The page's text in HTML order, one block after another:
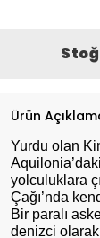
Ürün
Yurdu olan
yolculuklara
Çağı’nda
Bir paralı
denizci olarak